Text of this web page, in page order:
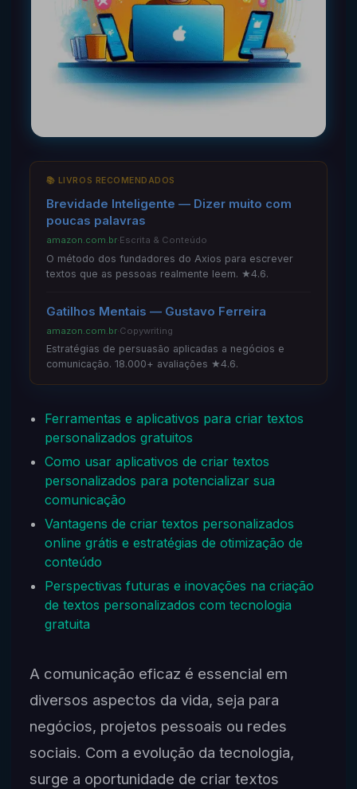
📚 LIVROS RECOMENDADOS
Brevidade Inteligente — Dizer muito com
poucas palavras
amazon.com.br·Escrita & Conteúdo
O método dos fundadores do Axios para escrever
textos que as pessoas realmente leem. ★4.6.
Gatilhos Mentais — Gustavo Ferreira
amazon.com.br·Copywriting
Estratégias de persuasão aplicadas a negócios e
comunicação. 18.000+ avaliações ★4.6.
Ferramentas e aplicativos para criar textos
personalizados gratuitos
Como usar aplicativos de criar textos
personalizados para potencializar sua
comunicação
Vantagens de criar textos personalizados
online grátis e estratégias de otimização de
conteúdo
Perspectivas futuras e inovações na criação
de textos personalizados com tecnologia
gratuita
A comunicação eficaz é essencial em
diversos aspectos da vida, seja para
negócios, projetos pessoais ou redes
sociais. Com a evolução da tecnologia,
surge a oportunidade de criar textos